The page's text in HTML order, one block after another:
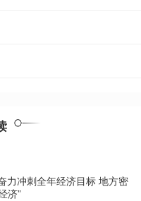
力冲刺全年经济目标 地方密
济”